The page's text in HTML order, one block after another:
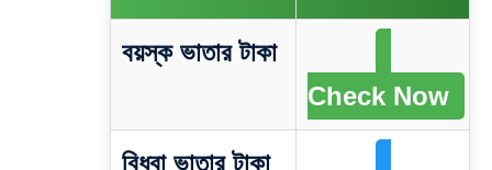
বয়স্ক ভাতার টাকা
Check Now
বিধবা ভাতার টাকা